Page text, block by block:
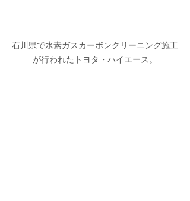
石川県で水素ガスカーボンクリーニング施工
が行われたトヨタ・ハイエース。